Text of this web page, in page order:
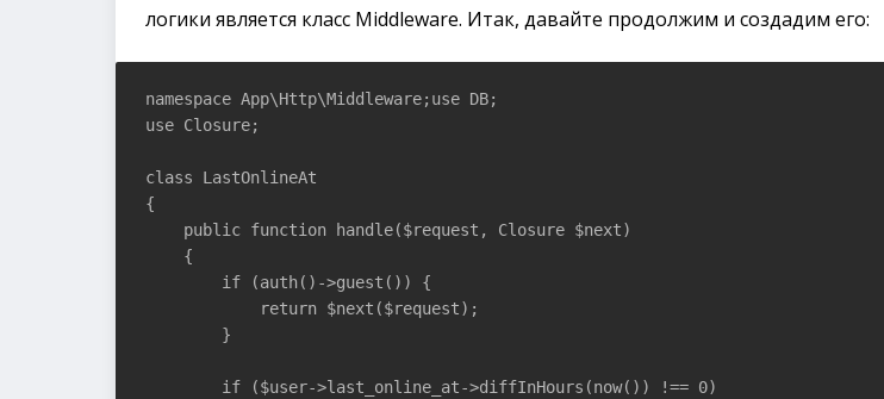
логики является класс Middleware. Итак, давайте продолжим и создадим его:
namespace App\Http\Middleware;use DB;
use Closure;
class LastOnlineAt
{
    public function handle($request, Closure $next)
    {
        if (auth()->guest()) {
            return $next($request);
        }
        if ($user->last_online_at->diffInHours(now()) !== 0)